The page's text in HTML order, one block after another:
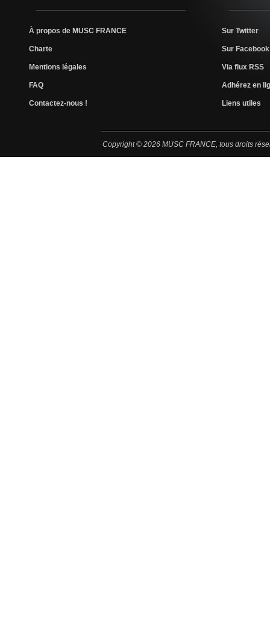
À propos de MUSC FRANCE
Charte
Mentions légales
FAQ
Contactez-nous !
Sur Twitter
Sur Facebook
Via flux RSS
Adhérez en
Liens utiles
Copyright © 2026 MUSC FRANCE, tous droits